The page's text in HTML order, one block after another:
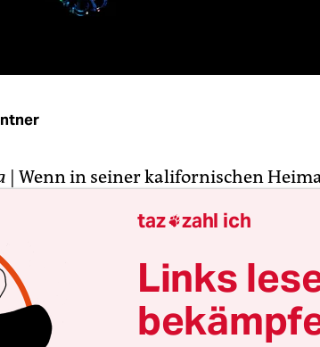
| Wenn in seiner kalifornischen
Denn die erste Nachricht
„Quakebot“ schreibt auf, wie
wurde die erste von dieser Software
veröffentlicht. Der Computer
taz zahl ich
Links